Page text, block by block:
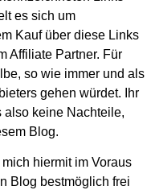
es sich um
Kauf über diese Links
Affiliate Partner. Für
so wie immer und als
gehen würdet. Ihr
also keine Nachteile,
Blog.
hiermit im Voraus
Blog bestmöglich frei